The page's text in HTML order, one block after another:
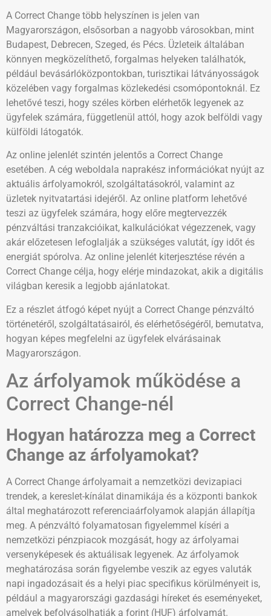
A Correct Change több helyszínen is jelen van
Magyarországon, elsősorban a nagyobb városokban, mint
Budapest, Debrecen, Szeged, és Pécs. Üzleteik általában
könnyen megközelíthető, forgalmas helyeken találhatók,
például bevásárlóközpontokban, turisztikai látványosságok
közelében vagy forgalmas közlekedési csomópontoknál. Ez
lehetővé teszi, hogy széles körben elérhetők legyenek az
ügyfelek számára, függetlenül attól, hogy azok belföldi vagy
külföldi látogatók.
Az online jelenlét szintén jelentős a Correct Change
esetében. A cég weboldala naprakész információkat nyújt az
aktuális árfolyamokról, szolgáltatásokról, valamint az
üzletek nyitvatartási idejéről. Az online platform lehetővé
teszi az ügyfelek számára, hogy előre megtervezzék
pénzváltási tranzakcióikat, kalkulációkat végezzenek, vagy
akár előzetesen lefoglalják a szükséges valutát, így időt és
energiát spórolva. Az online jelenlét kiterjesztése révén a
Correct Change célja, hogy elérje mindazokat, akik a digitális
világban keresik a legjobb ajánlatokat.
Ez a részlet átfogó képet nyújt a Correct Change pénzváltó
történetéről, szolgáltatásairól, és elérhetőségéről, bemutatva,
hogyan képes megfelelni az ügyfelek elvárásainak
Magyarországon.
Az árfolyamok működése a
Correct Change-nél
Hogyan határozza meg a Correct
Change az árfolyamokat?
A Correct Change árfolyamait a nemzetközi devizapiaci
trendek, a kereslet-kínálat dinamikája és a központi bankok
által meghatározott referenciaárfolyamok alapján állapítja
meg. A pénzváltó folyamatosan figyelemmel kíséri a
nemzetközi pénzpiacok mozgását, hogy az árfolyamai
versenyképesek és aktuálisak legyenek. Az árfolyamok
meghatározása során figyelembe veszik az egyes valuták
napi ingadozásait és a helyi piac specifikus körülményeit is,
például a magyarországi gazdasági híreket és eseményeket,
amelyek befolyásolhatják a forint (HUF) árfolyamát.